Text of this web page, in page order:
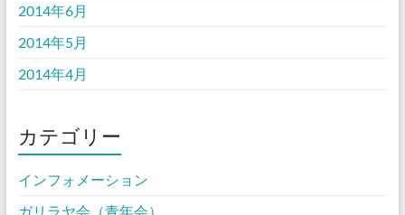
2014年6月
2014年5月
2014年4月
カテゴリー
インフォメーション
ガリラヤ会（青年会）